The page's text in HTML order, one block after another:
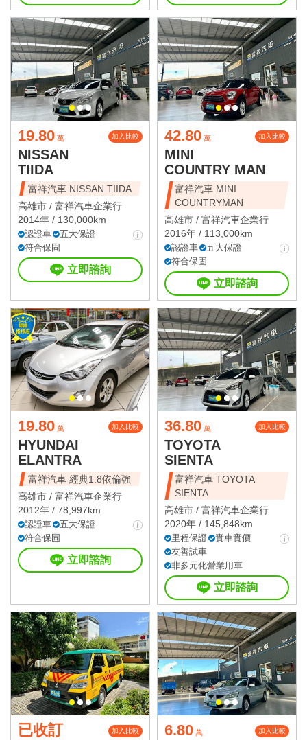
19.80 萬 加入比較
NISSAN
TIIDA
富祥汽車 NISSAN TIIDA
高雄市 / 富祥汽車企業行
2014年 / 130,000km
認證車
五大保證
符合保固
立即諮詢
42.80 萬 加入比較
MINI
COUNTRY MAN
富祥汽車 MINI
COUNTRYMAN
高雄市 / 富祥汽車企業行
2016年 / 113,000km
認證車
五大保證
符合保固
立即諮詢
19.80 萬 加入比較
HYUNDAI
ELANTRA
富祥汽車 經典1.8依倫強
高雄市 / 富祥汽車企業行
2012年 / 78,997km
認證車
五大保證
符合保固
立即諮詢
36.80 萬 加入比較
TOYOTA
SIENTA
富祥汽車 TOYOTA
SIENTA
高雄市 / 富祥汽車企業行
2020年 / 145,848km
里程保證
實車實價
友善試車
非多元化營業用車
立即諮詢
已收訂 加入比較 6.80 萬 加入比較